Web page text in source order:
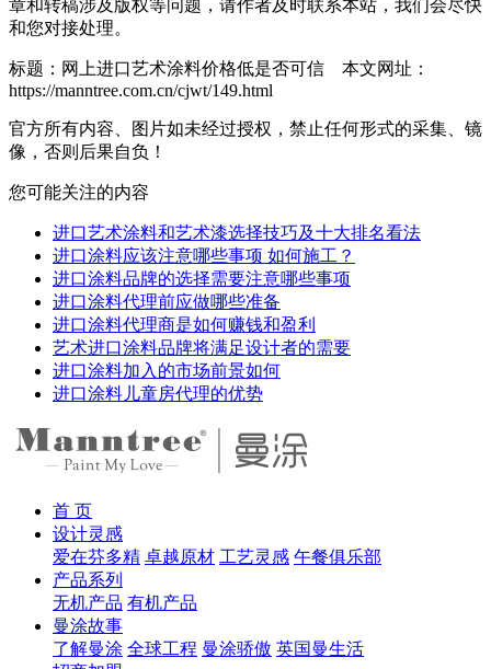
章和转稿涉及版权等问题，请作者及时联系本站，我们会尽快
和您对接处理。
标题：网上进口艺术涂料价格低是否可信 本文网址：
https://manntree.com.cn/cjwt/149.html
官方所有内容、图片如未经过授权，禁止任何形式的采集、镜
像，否则后果自负！
您可能关注的内容
进口艺术涂料和艺术漆选择技巧及十大排名看法
进口涂料应该注意哪些事项 如何施工？
进口涂料品牌的选择需要注意哪些事项
进口涂料代理前应做哪些准备
进口涂料代理商是如何赚钱和盈利
艺术进口涂料品牌将满足设计者的需要
进口涂料加入的市场前景如何
进口涂料儿童房代理的优势
首 页
设计灵感
爱在芬多精 卓越原材 工艺灵感 午餐俱乐部
产品系列
无机产品 有机产品
曼涂故事
了解曼涂 全球工程 曼涂骄傲 英国曼生活